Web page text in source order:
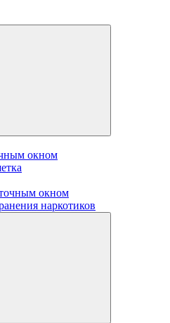
окном
окном
наркотиков